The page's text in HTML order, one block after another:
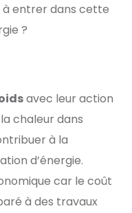
entrer dans cette
?
avec leur action
chaleur dans
à la
d’énergie.
car le coût
à des travaux